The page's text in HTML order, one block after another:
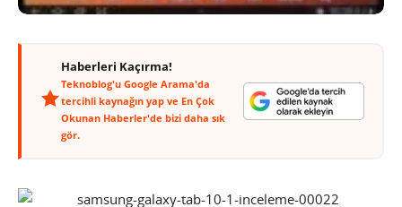
Haberleri Kaçırma!
Teknoblog'u Google Arama'da
tercihli kaynağın yap ve En Çok
Okunan Haberler'de bizi daha sık
gör.